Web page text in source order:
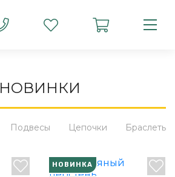
НОВИНКИ
Подвесы Цепочки Браслеты
НОВИНКА